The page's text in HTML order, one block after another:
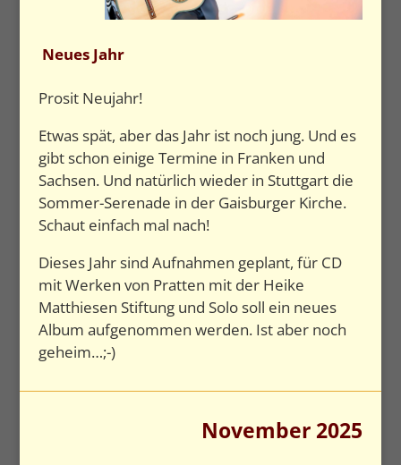
Neues Jahr
Prosit Neujahr!
Etwas spät, aber das Jahr ist noch jung. Und es
gibt schon einige Termine in Franken und
Sachsen. Und natürlich wieder in Stuttgart die
Sommer-Serenade in der Gaisburger Kirche.
Schaut einfach mal nach!
Dieses Jahr sind Aufnahmen geplant, für CD
mit Werken von Pratten mit der Heike
Matthiesen Stiftung und Solo soll ein neues
Album aufgenommen werden. Ist aber noch
geheim…;-)
November 2025